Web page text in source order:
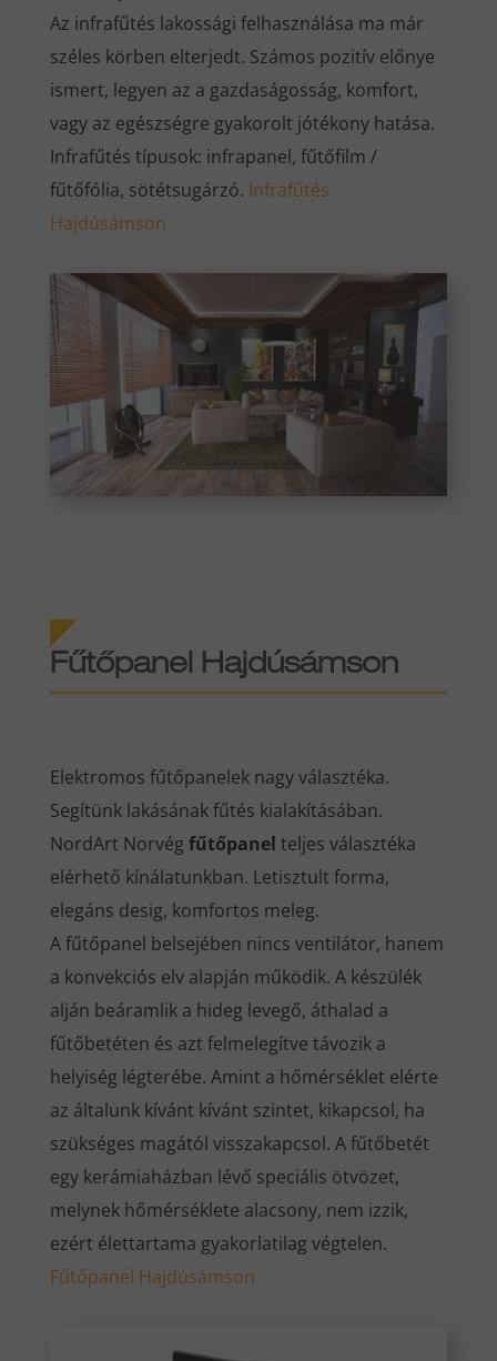
Az infrafűtés lakossági felhasználása ma már
széles körben elterjedt. Számos pozitív előnye
ismert, legyen az a gazdaságosság, komfort,
vagy az egészségre gyakorolt jótékony hatása.
Infrafűtés típusok: infrapanel, fűtőfilm /
fűtőfólia, sötétsugárzó. Infrafűtés
Hajdúsámson
Fűtőpanel Hajdúsámson
Elektromos fűtőpanelek nagy választéka.
Segítünk lakásának fűtés kialakításában.
NordArt Norvég fűtőpanel teljes választéka
elérhető kínálatunkban. Letisztult forma,
elegáns desig, komfortos meleg.
A fűtőpanel belsejében nincs ventilátor, hanem
a konvekciós elv alapján működik. A készülék
alján beáramlik a hideg levegő, áthalad a
fűtőbetéten és azt felmelegítve távozik a
helyiség légterébe. Amint a hőmérséklet elérte
az általunk kívánt kívánt szintet, kikapcsol, ha
szükséges magától visszakapcsol. A fűtőbetét
egy kerámiaházban lévő speciális ötvözet,
melynek hőmérséklete alacsony, nem izzik,
ezért élettartama gyakorlatilag végtelen.
Fűtőpanel Hajdúsámson